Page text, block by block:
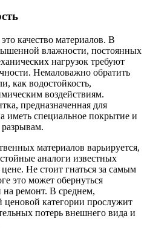
качество материалов. В
влажности, постоянных
нагрузок требуют
Немаловажно обратить
как водостойкость,
воздействиям.
предназначенная для
специальное покрытие и
материалов варьируется,
аналоги известных
Не стоит гнаться за самым
это может обернуться
на ремонт. В среднем,
ценовой категории прослужит
потерь внешнего вида и